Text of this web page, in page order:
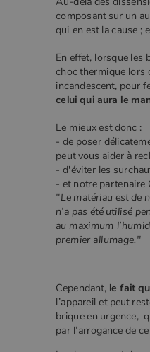
composant sur un
qui en est la cause ;
En effet, lorsque les
choc thermique lors
incandescent, pour
celui qui aura le
Le mieux est donc :
- de poser
peut vous aider à
- d'éviter les
- et notre partenaire
"Le matériau est de
n’a pas été utilisé
au maximum
premier allumage."
Cependant, le fait
l’appareil et peut
brique en urgence,
par l’arrogance de